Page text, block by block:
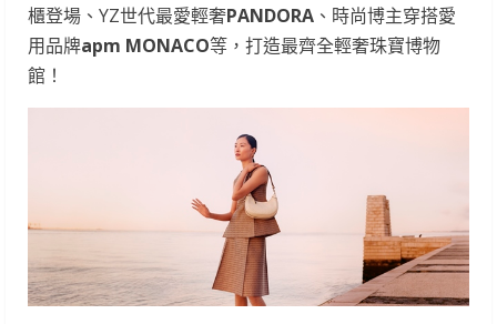
櫃登場、YZ世代最愛輕奢PANDORA 、時尚博主穿搭愛
用品牌apm MONACO等，打造最齊全輕奢珠寶博物
館！